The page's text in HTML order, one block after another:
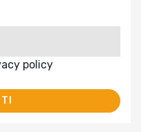
policy